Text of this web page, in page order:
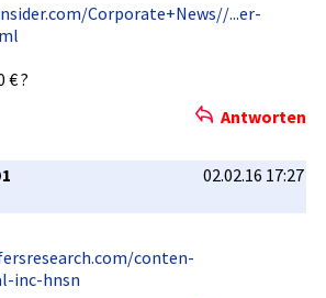
C­orporate+N­ews//...er­
€ ?
Antworten
02.02.16 17:27
conten­
inc-hnsn